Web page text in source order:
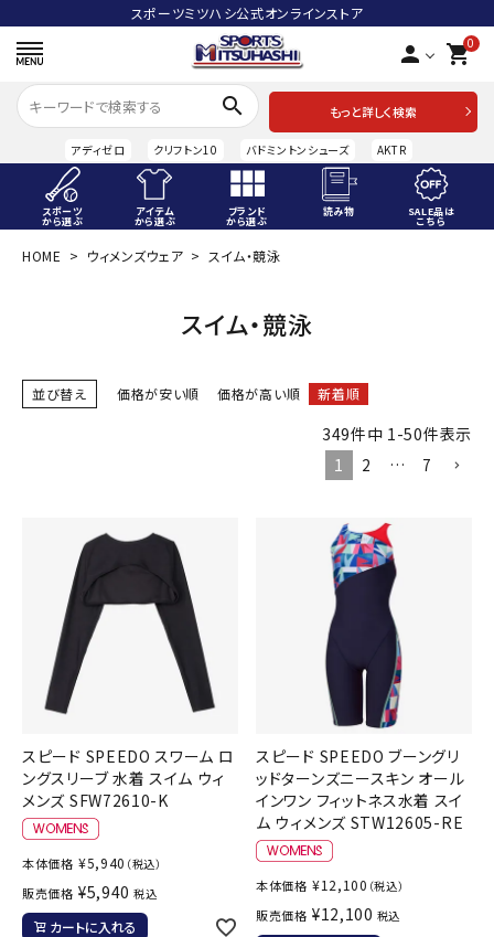
スポーツミツハシ公式オンラインストア
person 0
shopping_cart
search
もっと詳しく検索
アディゼロ クリフトン10 バドミントンシューズ AKTR
スポーツ
から選ぶ
アイテム
から選ぶ
ブランド
から選ぶ
読み物 SALE品は
こちら
ACCOUNT MENU
person 会員登録
スポーツから選ぶ
SALE品はこちら
INFORMATIOM
ご利用ガイド
メルマガ登録
特定商取引法
プライバシーポリシー
HOME ウィメンズウェア スイム・競泳
スイム・競泳
並び替え 価格が安い順 価格が高い順 新着順
349件中 1-50件表示
1
2 … 7
スピード SPEEDO スワーム ロ
ングスリーブ 水着 スイム ウィ
メンズ SFW72610-K
本体価格 ¥5,940 （税込）
販売価格 ¥5,940 税込
カートに入れる
スピード SPEEDO ブーングリ
ッドターンズニースキン オール
インワン フィットネス水着 スイ
ム ウィメンズ STW12605-RE
本体価格 ¥12,100 （税込）
販売価格 ¥12,100 税込